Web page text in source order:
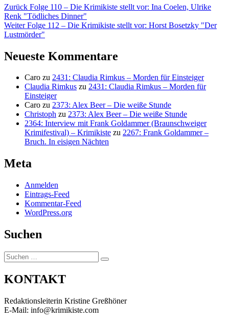
Beitragsnavigation
Zurück Vorheriger
Beitrag:
Folge 110 – Die Krimikiste stellt vor: Ina Coelen, Ulrike
Renk "Tödliches Dinner"
Weiter Nächster
Beitrag:
Folge 112 – Die Krimikiste stellt vor: Horst Bosetzky "Der
Lustmörder"
Neueste Kommentare
Caro zu 2431: Claudia Rimkus – Morden für Einsteiger
Claudia Rimkus zu 2431: Claudia Rimkus – Morden für
Einsteiger
Caro zu 2373: Alex Beer – Die weiße Stunde
Christoph zu 2373: Alex Beer – Die weiße Stunde
2364: Interview mit Frank Goldammer (Braunschweiger
Krimifestival) – Krimikiste zu 2267: Frank Goldammer –
Bruch. In eisigen Nächten
Meta
Anmelden
Eintrags-Feed
Kommentar-Feed
WordPress.org
Suchen
Suchen
nach:
Suchen
KONTAKT
Redaktionsleiterin Kristine Greßhöner
E-Mail: info@krimikiste.com